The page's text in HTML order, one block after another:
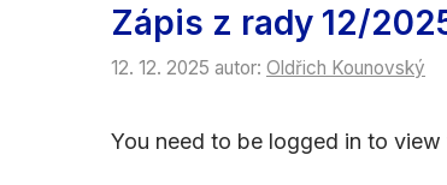
Zápis z rady 12/
12. 12. 2025 autor: Oldřich Kounovský
You need to be logged in to